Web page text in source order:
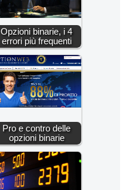
Opzioni binarie, i 4
errori più frequenti
Pro e contro delle
opzioni binarie